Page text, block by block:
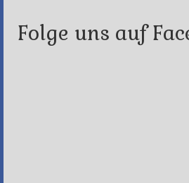
Folge uns auf